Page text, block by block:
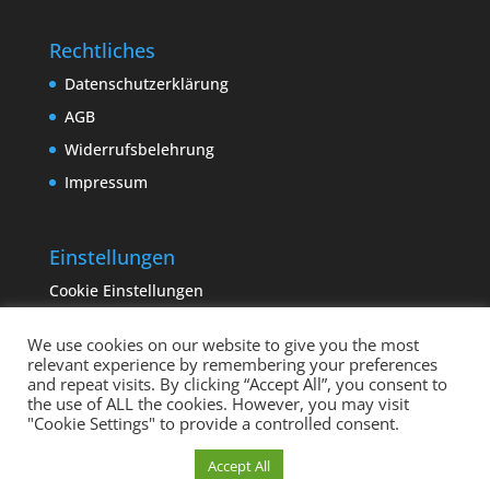
Rechtliches
Datenschutzerklärung
AGB
Widerrufsbelehrung
Impressum
Einstellungen
Cookie Einstellungen
Copyright sempervivum.info 2023 | Designed by
We use cookies on our website to give you the most
relevant experience by remembering your preferences
and repeat visits. By clicking “Accept All”, you consent to
the use of ALL the cookies. However, you may visit
"Cookie Settings" to provide a controlled consent.
Accept All